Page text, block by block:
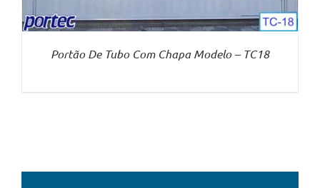
Portão De Tubo Com Chapa Modelo – TC18